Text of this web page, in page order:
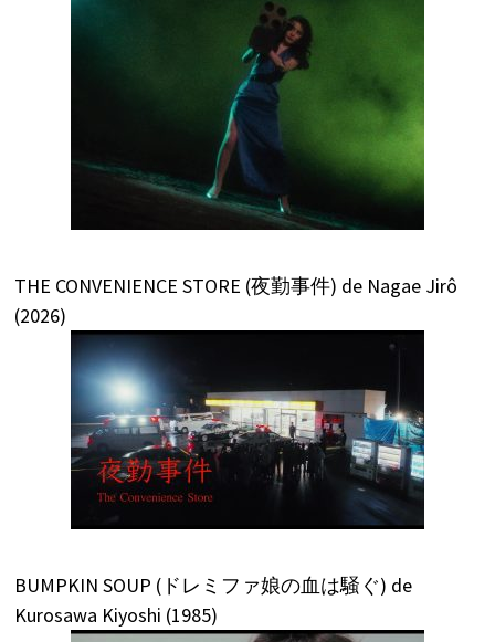
THE CONVENIENCE STORE (夜勤事件) de Nagae Jirô
(2026)
BUMPKIN SOUP (ドレミファ娘の血は騒ぐ) de
Kurosawa Kiyoshi (1985)